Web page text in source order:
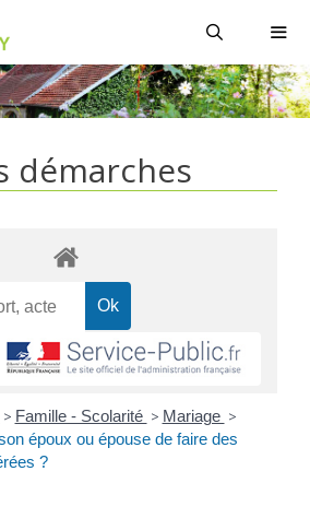
démarches
> Famille - Scolarité > Mariage >
époux ou épouse de faire des
?